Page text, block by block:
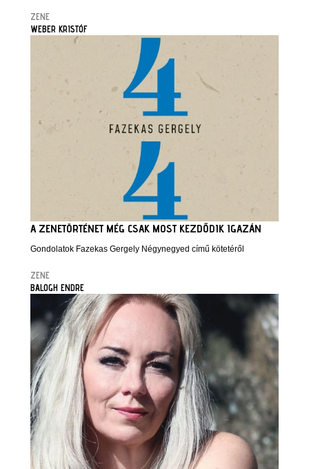
ZENE
WEBER KRISTÓF
A ZENETÖRTÉNET MÉG CSAK MOST KEZDŐDIK IGAZÁN
Gondolatok Fazekas Gergely Négynegyed című kötetéről
ZENE
BALOGH ENDRE